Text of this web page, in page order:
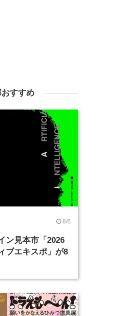
すすめ
8/6
ン見本市「2026
ブエキスポ」が8